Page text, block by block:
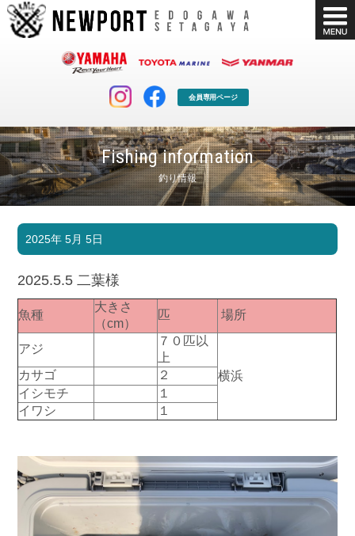
会員専用ページ
Fishing information
釣り情報
マリンクラブ
マリンライフを堪能したい！
ボート販売
ボート免許
長年の実績と信頼！
店舗情報 公式ブログ
お問い合わせ
Contact us
採用情報 リンク集
2025年 5月 5日
2025.5.5 二葉様
魚種
大きさ
（cm）
匹 場所
アジ
７０匹以
上
横浜
カサゴ
２
イシモチ
１
イワシ
１